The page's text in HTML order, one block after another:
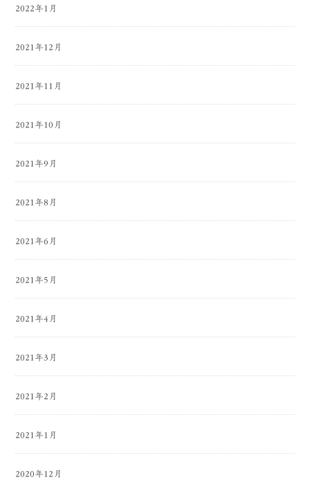
2022年1月
2021年12月
2021年11月
2021年10月
2021年9月
2021年8月
2021年6月
2021年5月
2021年4月
2021年3月
2021年2月
2021年1月
2020年12月